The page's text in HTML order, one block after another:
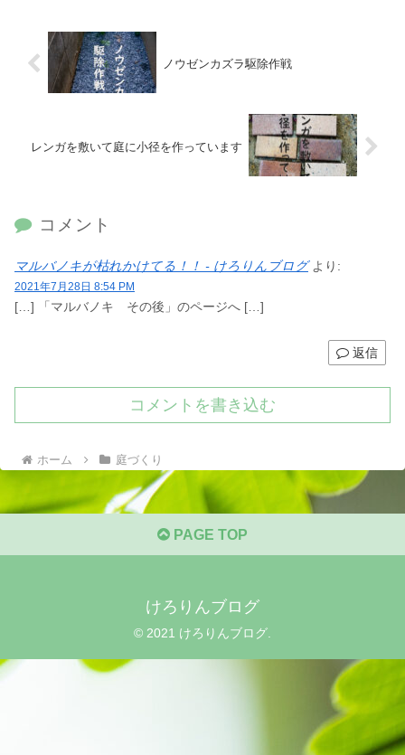
ノウゼンカズラ駆除作戦
レンガを敷いて庭に小径を作っています
コメント
マルバノキが枯れかけてる！！ - けろりんブログ より:
2021年7月28日 8:54 PM
[…] 「マルバノキ その後」のページへ […]
返信
コメントを書き込む
ホーム 庭づくり
PAGE TOP
けろりんブログ
© 2021 けろりんブログ.